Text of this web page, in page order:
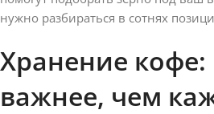
нужно разбираться в сотнях
Хранение кофе:
важнее, чем